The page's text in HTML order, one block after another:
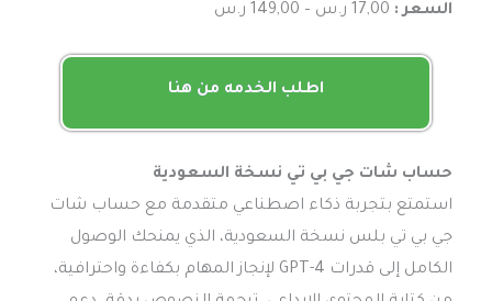
السعر :
اطلب الخدمه من هنا
حساب شات جي بي تي نسخة السعودية
استمتع بتجربة ذكاء اصطناعي متقدمة مع حساب شات
جي بي تي بلس نسخة السعودية، الذي يمنحك الوصول
الكامل إلى قدرات GPT-4 لإنجاز المهام بكفاءة واحترافية،